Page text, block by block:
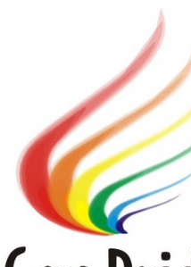
DEGENERAZIONE
GAZA FREESTYLE
CSOA LAMBRETTA
MSM
STUDENTI TSUNAMI
ZAM
MILANO
MOBILITAZIONI
SPAZI